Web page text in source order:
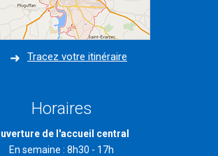
Tracez votre itinéraire
Horaires
de l'accueil central
En semaine : 8h30 - 17h